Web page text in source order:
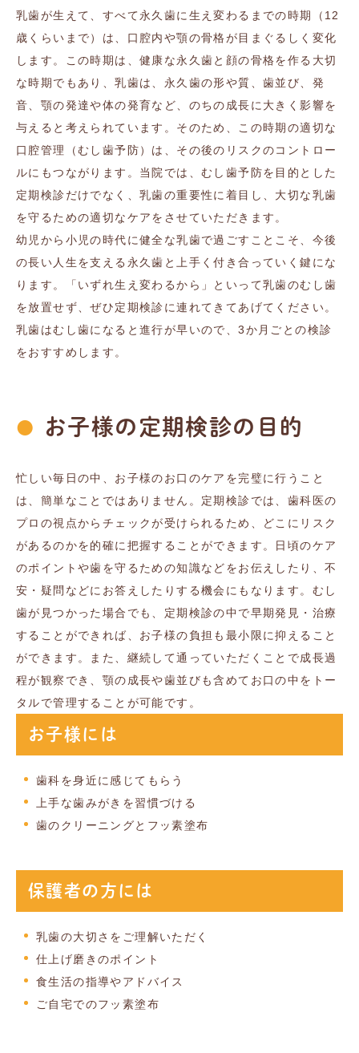
乳歯が生えて、すべて永久歯に生え変わるまでの時期（12
歳くらいまで）は、口腔内や顎の骨格が目まぐるしく変化
します。この時期は、健康な永久歯と顔の骨格を作る大切
な時期でもあり、乳歯は、永久歯の形や質、歯並び、発
音、顎の発達や体の発育など、のちの成長に大きく影響を
与えると考えられています。そのため、この時期の適切な
口腔管理（むし歯予防）は、その後のリスクのコントロー
ルにもつながります。当院では、むし歯予防を目的とした
定期検診だけでなく、乳歯の重要性に着目し、大切な乳歯
を守るための適切なケアをさせていただきます。
幼児から小児の時代に健全な乳歯で過ごすことこそ、今後
の長い人生を支える永久歯と上手く付き合っていく鍵にな
ります。「いずれ生え変わるから」といって乳歯のむし歯
を放置せず、ぜひ定期検診に連れてきてあげてください。
乳歯はむし歯になると進行が早いので、3か月ごとの検診
をおすすめします。
お子様の定期検診の目的
忙しい毎日の中、お子様のお口のケアを完璧に行うこと
は、簡単なことではありません。定期検診では、歯科医の
プロの視点からチェックが受けられるため、どこにリスク
があるのかを的確に把握することができます。日頃のケア
のポイントや歯を守るための知識などをお伝えしたり、不
安・疑問などにお答えしたりする機会にもなります。むし
歯が見つかった場合でも、定期検診の中で早期発見・治療
することができれば、お子様の負担も最小限に抑えること
ができます。また、継続して通っていただくことで成長過
程が観察でき、顎の成長や歯並びも含めてお口の中をトー
タルで管理することが可能です。
お子様には
歯科を身近に感じてもらう
上手な歯みがきを習慣づける
歯のクリーニングとフッ素塗布
保護者の方には
乳歯の大切さをご理解いただく
仕上げ磨きのポイント
食生活の指導やアドバイス
ご自宅でのフッ素塗布